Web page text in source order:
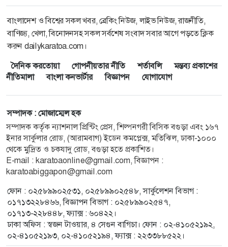
বাংলাদেশ ও বিশ্বের সকল খবর, ব্রেকিং নিউজ, লাইভ নিউজ, রাজনীতি,
বাণিজ্য, খেলা, বিনোদনসহ সকল সর্বশেষ সংবাদ সবার আগে পড়তে ক্লিক
করুন dailykaratoa.com।
দৈনিক করতোয়া
গোপনীয়তার নীতি শর্তাবলি
মন্তব্য প্রকাশের
নীতিমালা
বাংলা কনভার্টার বিজ্ঞাপন যোগাযোগ
সম্পাদক : মোজাম্মেল হক
সম্পাদক কর্তৃক ন্যাশনাল প্রিন্টিং প্রেস, শিল্পনগরী বিসিক বগুড়া এবং ১৬৭
ইনার সার্কুলার রোড, (আরামবাগ) ইডেন কমপ্লেক্স, মতিঝিল, ঢাকা-১০০০
থেকে মুদ্রিত ও চকযাদু রোড, বগুড়া হতে প্রকাশিত।
E-mail : karatoaonline@gmail.com, বিজ্ঞাপন :
karatoabiggapon@gmail.com
ফোন : ০২৫৮৯৯০২৫৩১, ০২৫৮৯৯০২৫৪৮, সার্কুলেশন বিভাগ :
০১৭১৩২২৮৪৬৬, বিজ্ঞাপন বিভাগ : ০২৫৮৯৯০২৫৪৭,
০১৭১৩-২২৮৪৪৮, ফ্যাক্স : ৬০৪২২।
ঢাকা অফিস : স্বজন টাওয়ার, ৪ সেগুন বাগিচা। ফোন : ০২-৪১০৫২১৯২,
০২-৪১০৫২১৯৩, ০২-৪১০৫২১৯৪, ফ্যাক্স : ২২৩৩৮৮৫২২।